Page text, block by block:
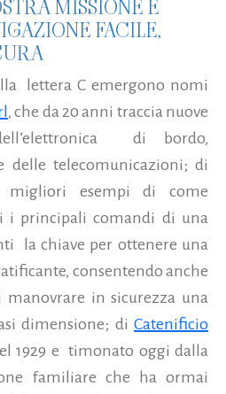
MISSIONE È
FACILE,
lettera C emergono nomi
, che da 20 anni traccia nuove
di bordo,
delle telecomunicazioni; di
migliori esempi di come
i principali comandi di una
la chiave per ottenere una
consentendo anche
manovrare in sicurezza una
dimensione; di Catenificio
1929 e timonato oggi dalla
familiare che ha ormai